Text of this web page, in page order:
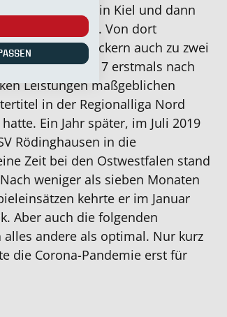
von Holstein Kiel und dann
erlernt. Von dort
bei den Kiezkickern auch zu zwei
war, 2017 erstmals nach
Leistungen maßgeblichen
in der Regionalliga Nord
Ein Jahr später, im Juli 2019
Rödinghausen in die
Zeit bei den Ostwestfalen stand
weniger als sieben Monaten
kehrte er im Januar
Aber auch die folgenden
alles andere als optimal. Nur kurz
die Corona-Pandemie erst für